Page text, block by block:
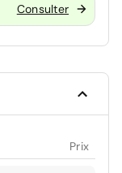
Consulter
Prix